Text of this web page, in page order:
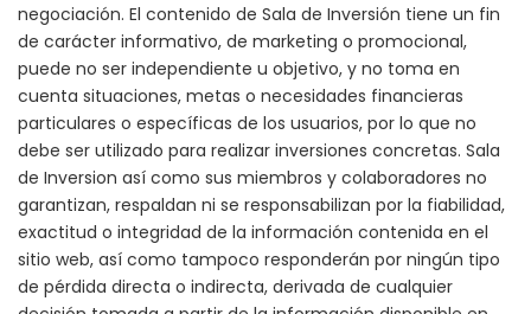
negociación. El contenido de Sala de Inversión tiene un fin
de carácter informativo, de marketing o promocional,
puede no ser independiente u objetivo, y no toma en
cuenta situaciones, metas o necesidades financieras
particulares o específicas de los usuarios, por lo que no
debe ser utilizado para realizar inversiones concretas. Sala
de Inversion así como sus miembros y colaboradores no
garantizan, respaldan ni se responsabilizan por la fiabilidad,
exactitud o integridad de la información contenida en el
sitio web, así como tampoco responderán por ningún tipo
de pérdida directa o indirecta, derivada de cualquier